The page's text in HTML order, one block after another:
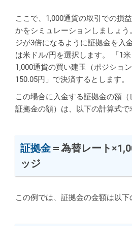
ここで、1,000通貨の取引での損
かをシミュレーションしましょ
ジが3倍になるように証拠金を入
は米ドル/円を選択します。 「1
1,000通貨の買い建玉（ポジショ
150.05円」で決済するとします。
この場合に入金する証拠金の額
証拠金の額）は、以下の計算式で
証拠金＝為替レート
ッジ
この例では、証拠金の金額は以下